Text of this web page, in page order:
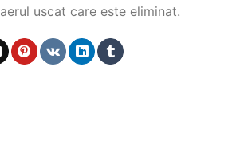
uscat care este eliminat.